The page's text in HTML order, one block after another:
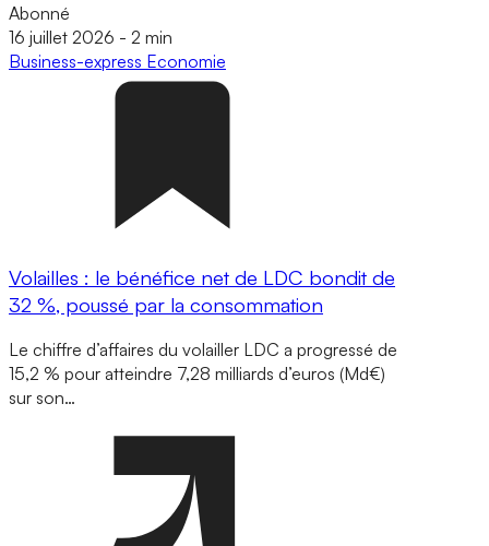
Abonné
16 juillet 2026 - 2 min
Business-express Economie
Volailles : le bénéfice net de LDC bondit de
32 %, poussé par la consommation
Le chiffre d’affaires du volailler LDC a progressé de
15,2 % pour atteindre 7,28 milliards d’euros (Md€)
sur son…